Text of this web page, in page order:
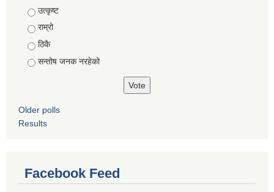
Choices
उत्कृष्ट
राम्रो
ठिकै
सन्तोष जनक नरहेको
Older polls
Results
Facebook Feed